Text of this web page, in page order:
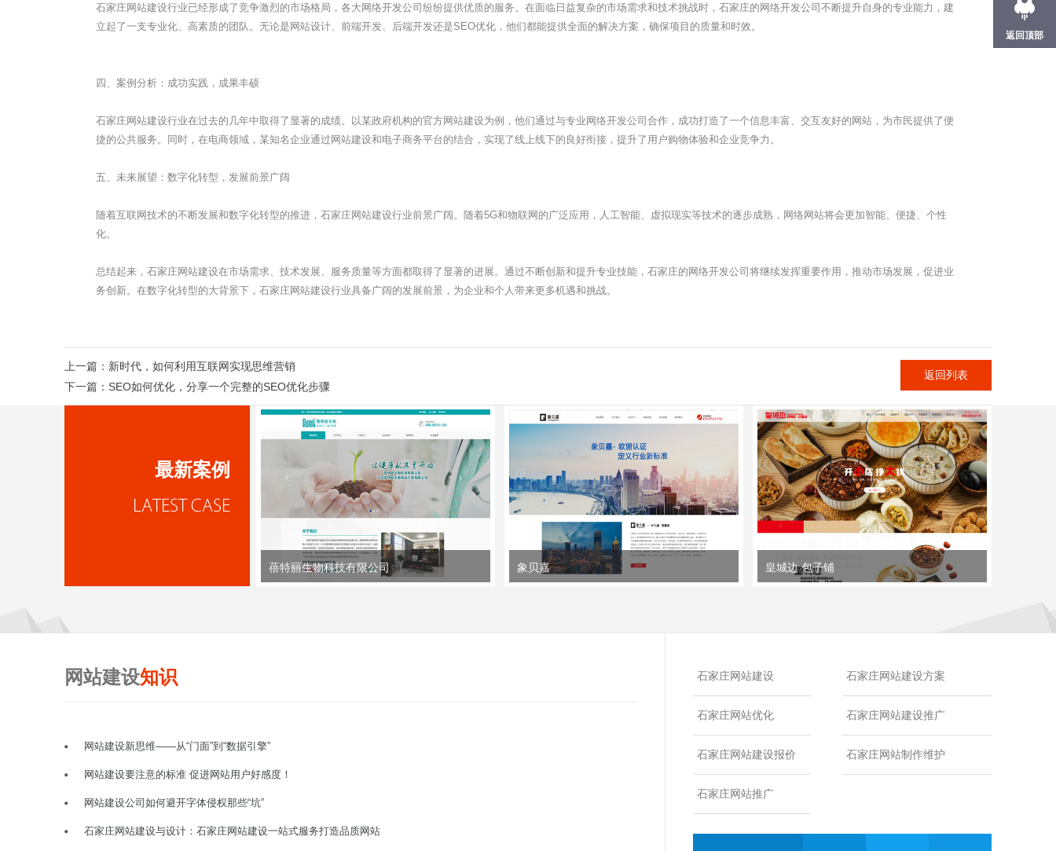
石家庄 网站建设行业已经形成了竞争激烈的市场格局，各大网络开发公司纷纷提供优质的服务。在面临日益复杂的市场需求和技术挑战时， 石家庄的网络开发公司不断提升自身的专业能力，建
立起了一支专业化、高素质的团队。无论是网站设计、前端开发、后端开发还是SEO优化，他们都能提供全面的解决方案，确保项目的质量和时效。
四、案例分析：成功实践，成果丰硕
石家庄 网站建设行业在过去的几年中取得了显著的成绩。以某政府机构的官方网站建设为例，他们通过与专业网络开发公司合作，成功打造了一个信息丰富、交互友好的网站，为市民提供了便
捷的公共服务。同时，在电商领域，某知名企业通过网站建设和电子商务平台的结合，实现了线上线下的良好衔接，提升了用户购物体验和企业竞争力。
五、未来展望：数字化转型，发展前景广阔
随着互联网技术的不断发展和数字化转型的推进， 石家庄 网站建设行业前景广阔。随着5G和物联网的广泛应用，人工智能、虚拟现实等技术的逐步成熟，网络网站将会更加智能、便捷、个性
化。
总结起来， 石家庄 网站建设在市场需求、技术发展、服务质量等方面都取得了显著的进展。通过不断创新和提升专业技能， 石家庄的网络开发公司将继续发挥重要作用，推动市场发展，促进业
务创新。在数字化转型的大背景下， 石家庄 网站建设行业具备广阔的发展前景，为企业和个人带来更多机遇和挑战。
上一篇： 新时代，如何利用互联网实现思维营销
下一篇： SEO如何优化，分享一个完整的SEO优化步骤
返回列表
最新案例
蓓特丽生物科技有限公司 象贝嘉 皇城边 包子铺
网站建设知识
网站建设新思维——从“门面”到“数据引擎”
网站建设要注意的标准 促进网站用户好感度！
网站建设公司如何避开字体侵权那些“坑”
石家庄网站建设与设计：石家庄网站建设一站式服务打造品质网站
石家庄网站建设
石家庄网站优化
石家庄网站建设报价
石家庄网站推广
石家庄网站建设方案
石家庄网站建设推广
石家庄网站制作维护
返回顶部